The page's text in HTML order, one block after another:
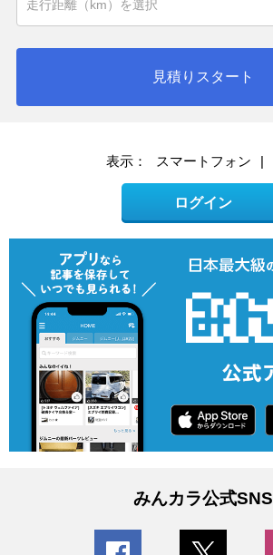
見積りスタート
表示： スマートフォン |
ログイン
みんカラ公式SNS